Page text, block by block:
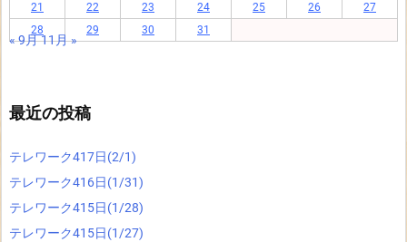
21
22 23 24 25 26
27
28
29 30 31
« 9月11月 »
最近の投稿
テレワーク417日(2/1)
テレワーク416日(1/31)
テレワーク415日(1/28)
テレワーク415日(1/27)